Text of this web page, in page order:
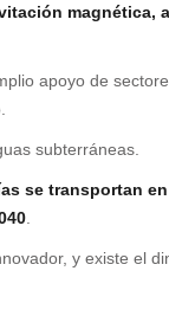
magnética,
apoyo de
subterráneas.
se transportan
y existe el